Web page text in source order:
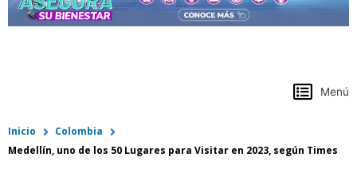
Menú
Inicio
Colombia
Medellín, uno de los 50 Lugares para Visitar en 2023, según Times